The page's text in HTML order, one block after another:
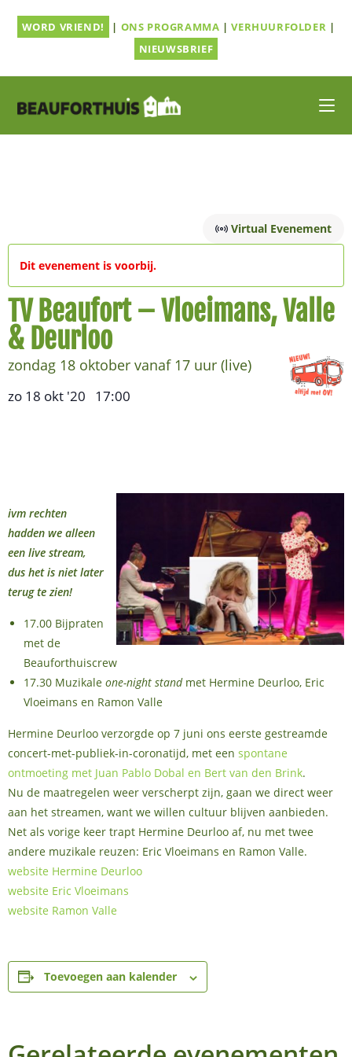
naarWORD VRIEND! | ONS PROGRAMMA |VERHUURFOLDER |
NIEUWSBRIEF
Virtual Evenement
Dit evenement is voorbij.
TV Beaufort – Vloeimans, Valle
& Deurloo
zondag 18 oktober vanaf 17 uur (live)
zo 18 okt '20 17:00
ivm rechten
hadden we alleen
een live stream,
dus het is niet later
terug te zien!
17.00 Bijpraten
met de
Beauforthuiscrew
17.30 Muzikale one-night standmet Hermine Deurloo, Eric
Vloeimans en Ramon Valle
Hermine Deurloo verzorgde op 7 juni ons eerste gestreamde
concert-met-publiek-in-coronatijd, met een spontane
ontmoeting met Juan Pablo Dobal en Bert van den Brink.
Nu de maatregelen weer verscherpt zijn, gaan we direct weer
aan het streamen, want we willen cultuur blijven aanbieden.
Net als vorige keer trapt Hermine Deurloo af, nu met twee
andere muzikale reuzen: Eric Vloeimans en Ramon Valle.
website Hermine Deurloo
website Eric Vloeimans
website Ramon Valle
Toevoegen aan kalender